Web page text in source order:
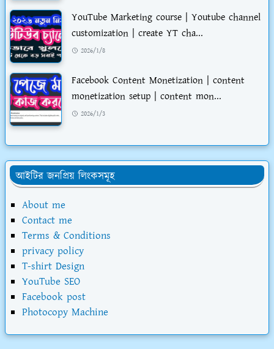
YouTube Marketing course | Youtube channel
customization | create YT cha...
2026/1/8
Facebook Content Monetization | content
monetization setup | content mon...
2026/1/3
আইটির জনপ্রিয় লিংকসমূহ
About me
Contact me
Terms & Conditions
privacy policy
T-shirt Design
YouTube SEO
Facebook post
Photocopy Machine